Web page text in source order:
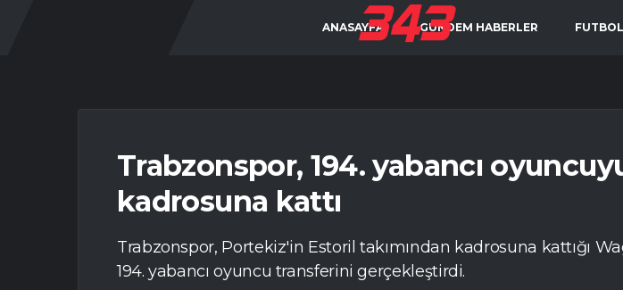
ANASAYFA GÜNDEM HABERLER FUTBOL
Trabzonspor, 194. yabancı
kadrosuna kattı
Trabzonspor, Portekiz'in Estoril takımından kadrosuna kattığı
194. yabancı oyuncu transferini gerçekleştirdi.